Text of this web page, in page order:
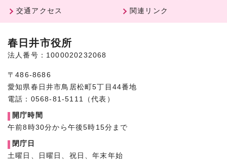
交通アクセス
関連リンク
春日井市役所
法人番号：1000020232068
〒486-8686
愛知県春日井市鳥居松町5丁目44番地
電話：0568-81-5111（代表）
開庁時間
午前8時30分から午後5時15分まで
閉庁日
土曜日、日曜日、祝日、年末年始